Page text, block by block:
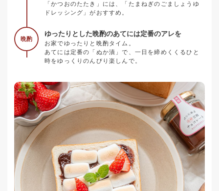
「かつおのたたき」には、「たまねぎのごましょうゆ
ドレッシング」がおすすめ。
晩酌
ゆったりとした晩酌のあてには定番のアレを
お家でゆったりと晩酌タイム。
あてには定番の「ぬか漬」で、一日を締めくくるひと
時をゆっくりのんびり楽しんで。